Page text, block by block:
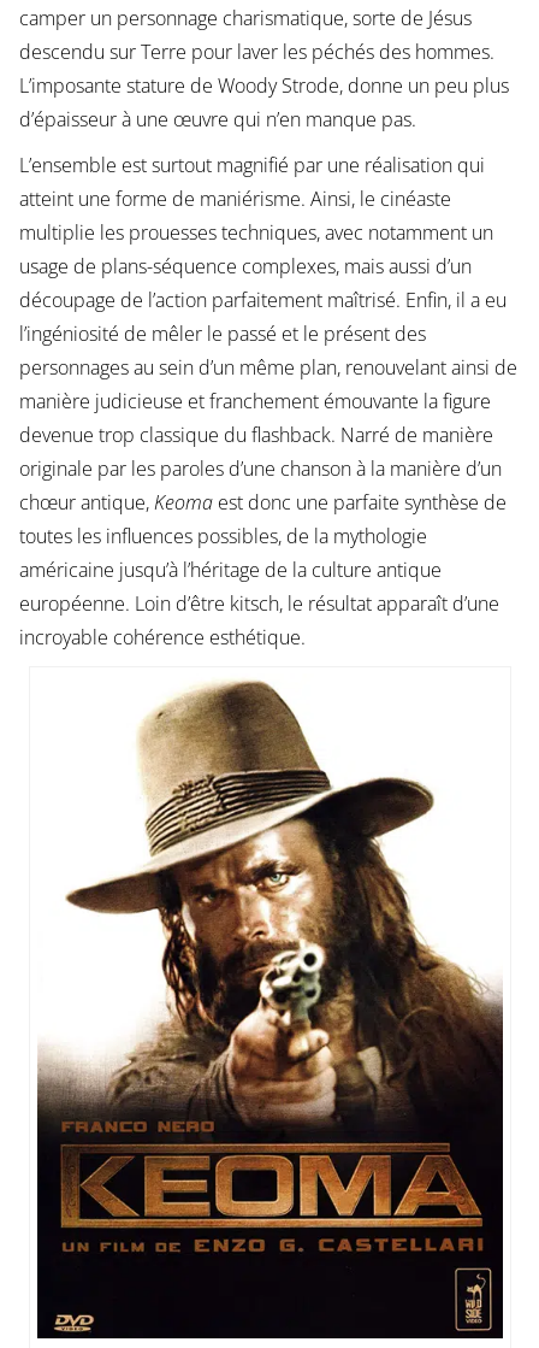
camper un personnage charismatique, sorte de Jésus
descendu sur Terre pour laver les péchés des hommes.
L’imposante stature de Woody Strode, donne un peu plus
d’épaisseur à une œuvre qui n’en manque pas.
L’ensemble est surtout magnifié par une réalisation qui
atteint une forme de maniérisme. Ainsi, le cinéaste
multiplie les prouesses techniques, avec notamment un
usage de plans-séquence complexes, mais aussi d’un
découpage de l’action parfaitement maîtrisé. Enfin, il a eu
l’ingéniosité de mêler le passé et le présent des
personnages au sein d’un même plan, renouvelant ainsi de
manière judicieuse et franchement émouvante la figure
devenue trop classique du flashback. Narré de manière
originale par les paroles d’une chanson à la manière d’un
chœur antique,Keomaest donc une parfaite synthèse de
toutes les influences possibles, de la mythologie
américaine jusqu’à l’héritage de la culture antique
européenne. Loin d’être kitsch, le résultat apparaît d’une
incroyable cohérence esthétique.